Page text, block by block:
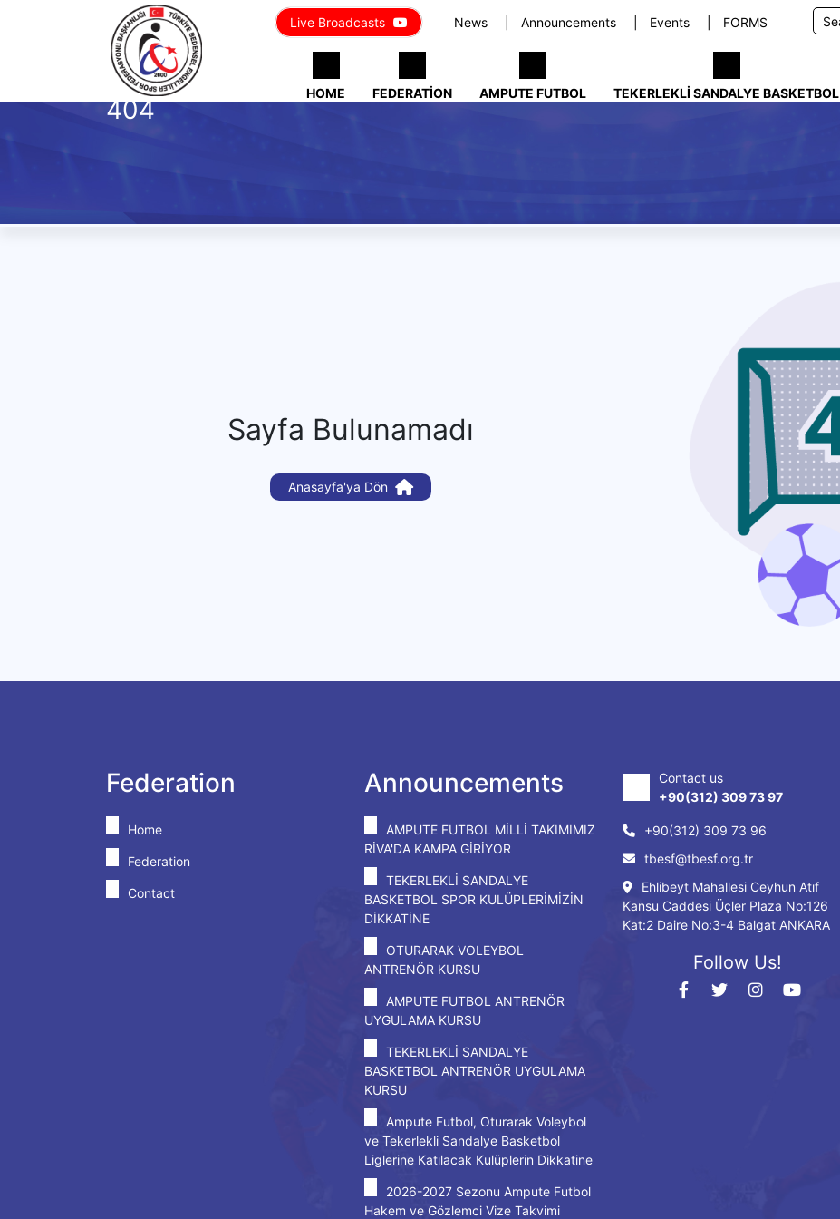
News Announcements Events FORMS
Live Broadcasts
HOME FEDERATION AMPUTE FUTBOL TEKERLEKLI SANDALYE BASKETBOL
404
Sayfa Bulunamadı
Anasayfa'ya Dön
Federation
Home
Federation
Contact
Announcements
AMPUTE FUTBOL MİLLİ TAKIMIMIZ
RİVA'DA KAMPA GİRİYOR
TEKERLEKLİ SANDALYE
BASKETBOL SPOR KULÜPLERİMİZİN
DİKKATİNE
OTURARAK VOLEYBOL
ANTRENÖR KURSU
AMPUTE FUTBOL ANTRENÖR
UYGULAMA KURSU
TEKERLEKLİ SANDALYE
BASKETBOL ANTRENÖR UYGULAMA
KURSU
Ampute Futbol, Oturarak Voleybol
ve Tekerlekli Sandalye Basketbol
Liglerine Katılacak Kulüplerin Dikkatine
2026-2027 Sezonu Ampute Futbol
Hakem ve Gözlemci Vize Takvimi
Contact us
+90(312) 309 73 97
+90(312) 309 73 96
tbesf@tbesf.org.tr
Ehlibeyt Mahallesi Ceyhun Atıf
Kansu Caddesi Üçler Plaza No:126
Kat:2 Daire No:3-4 Balgat ANKARA
Follow Us!